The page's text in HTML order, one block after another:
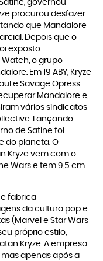
governou
procurou desfazer
que Mandalore
Depois que o
exposto
o grupo
Em 19 ABY, Kryze
e Savage Opress.
Mandalore e,
vários sindicatos
Lançando
de Satine foi
do planeta. O
Kryze vem com o
Wars e tem 9,5 cm
fabrica
da cultura pop e
(Marvel e Star Wars
próprio estilo,
Kryze. A empresa
mas apenas após a